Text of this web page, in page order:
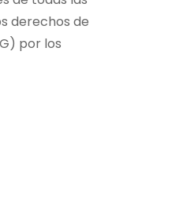
derechos de
por los